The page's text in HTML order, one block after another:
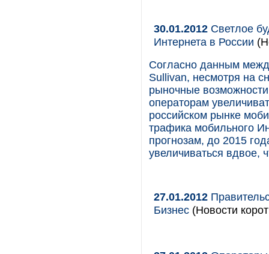
30.01.2012 Светлое
Интернета в России
Согласно данным
Sullivan, несмотря на
рыночные
операторам
российском рынке
трафика мобильного
прогнозам, до 2015
увеличиваться вдвое,
27.01.2012
Бизнес (Новости